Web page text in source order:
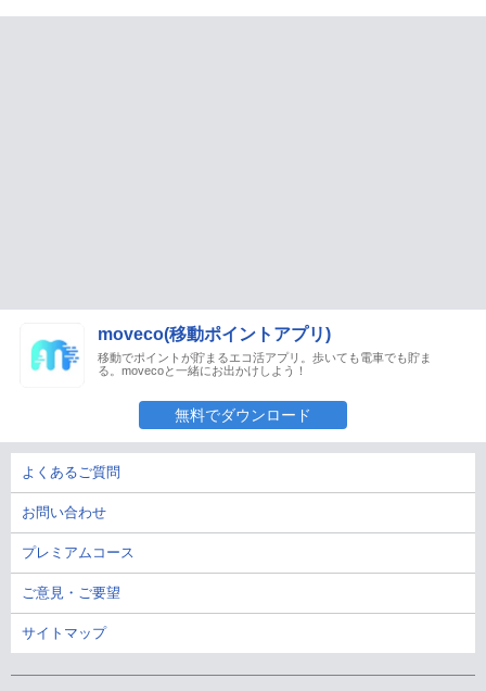
moveco(移動ポイントアプリ)
移動でポイントが貯まるエコ活アプリ。歩いても電車でも貯ま
る。movecoと一緒にお出かけしよう！
無料でダウンロード
よくあるご質問
お問い合わせ
プレミアムコース
ご意見・ご要望
サイトマップ